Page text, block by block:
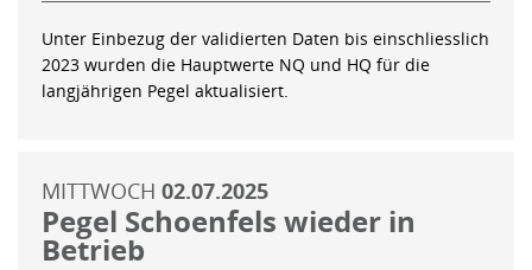
Unter Einbezug der validierten Daten bis einschliesslich
2023 wurden die Hauptwerte NQ und HQ für die
langjährigen Pegel aktualisiert.
MITTWOCH 02.07.2025
Pegel Schoenfels wieder in
Betrieb